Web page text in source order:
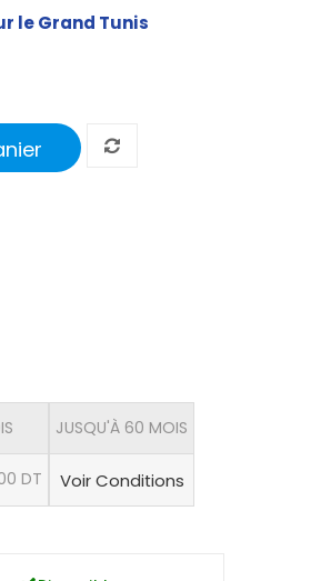
le Grand Tunis
DT
JUSQU'À 60 MOIS
Voir Conditions